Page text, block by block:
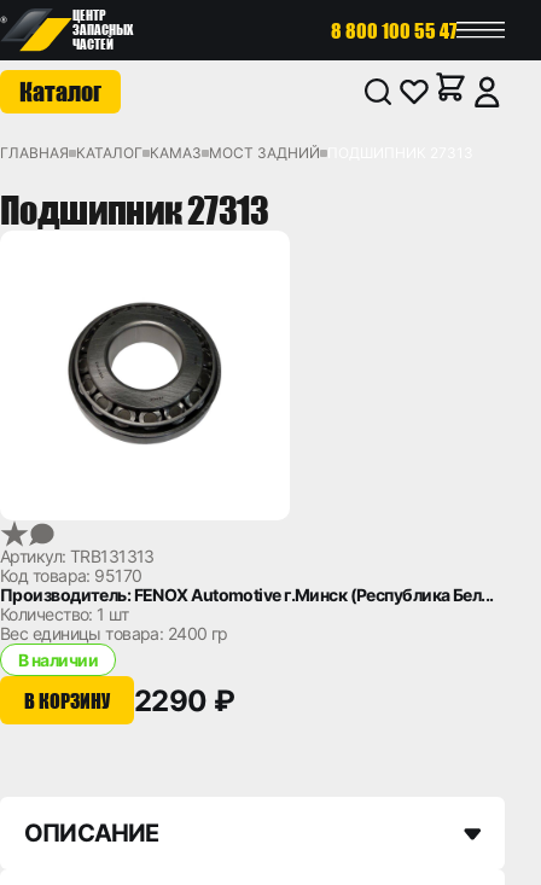
ЦЕНТР
ЗАПАСНЫХ
ЧАСТЕЙ
8 800 100 55 47
Каталог
ГЛАВНАЯ КАТАЛОГ КАМАЗ МОСТ ЗАДНИЙ
Подшипник 27313
Артикул: TRB131313
Код товара: 95170
Производитель: FENOX Automotive г.Минск (Республика Бел...
Количество: 1 шт
Вес единицы товара: 2400 гр
В наличии
В КОРЗИНУ 2290 ₽
ОПИСАНИЕ